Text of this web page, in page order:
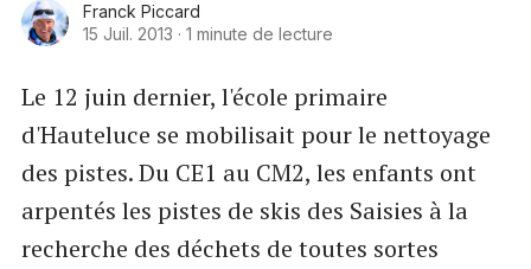
Franck Piccard
15 Juil. 2013 · 1 minute de lecture
Le 12 juin dernier, l'école primaire
d'Hauteluce se mobilisait pour le nettoyage
des pistes. Du CE1 au CM2, les enfants ont
arpentés les pistes de skis des Saisies à la
recherche des déchets de toutes sortes